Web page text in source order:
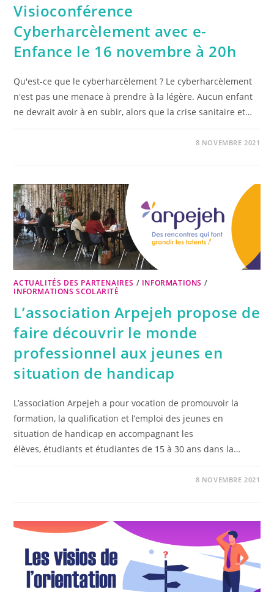
Visioconférence
Cyberharcèlement avec e-
Enfance le 16 novembre à 20h
Qu'est-ce que le cyberharcèlement ? Le cyberharcèlement
n'est pas une menace à prendre à la légère. Aucun enfant
ne devrait avoir à en subir, alors que la crise sanitaire et…
8 NOVEMBRE 2021
ACTUALITÉS DES PARTENAIRES / INFORMATIONS /
INFORMATIONS SCOLARITÉ
L’association Arpejeh propose de
faire découvrir le monde
professionnel aux jeunes en
situation de handicap
L’association Arpejeh a pour vocation de promouvoir la
formation, la qualification et l’emploi des jeunes en
situation de handicap en accompagnant les
élèves, étudiants et étudiantes de 15 à 30 ans dans la…
8 NOVEMBRE 2021